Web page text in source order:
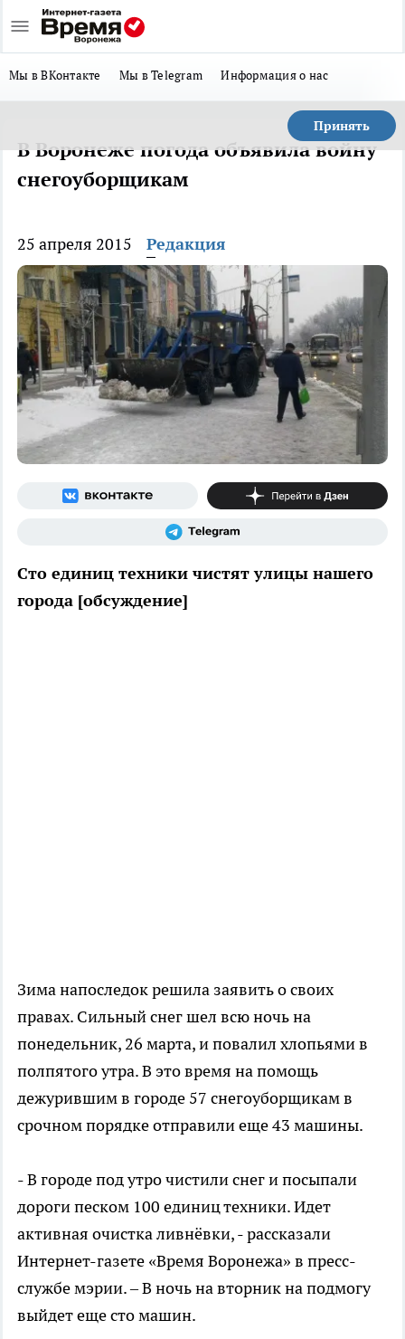
Мы в ВКонтакте Мы в Telegram Информация о нас
Принять
В Воронеже погода объявила войну
снегоуборщикам
25 апреля 2015 Редакция
Сто единиц техники чистят улицы нашего
города [обсуждение]
Зима напоследок решила заявить о своих
правах. Сильный снег шел всю ночь на
понедельник, 26 марта, и повалил хлопьями в
полпятого утра. В это время на помощь
дежурившим в городе 57 снегоуборщикам в
срочном порядке отправили еще 43 машины.
- В городе под утро чистили снег и посыпали
дороги песком 100 единиц техники. Идет
активная очистка ливнёвки, - рассказали
Интернет-газете «Время Воронежа» в пресс-
службе мэрии. – В ночь на вторник на подмогу
выйдет еще сто машин.